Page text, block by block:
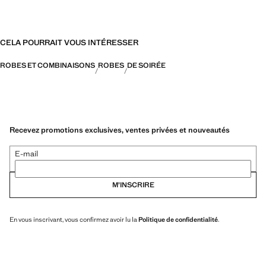
CELA POURRAIT VOUS INTÉRESSER
ROBES ET COMBINAISONS ROBES DE SOIRÉE
Recevez promotions exclusives, ventes privées et nouveautés
E-mail
M’INSCRIRE
En vous inscrivant, vous confirmez avoir lu la Politique de confidentialité.